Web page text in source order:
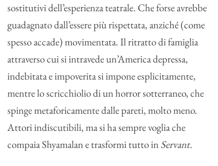
sostitutivi dell’esperienza teatrale. Che forse avrebbe
guadagnato dall’essere più rispettata, anziché (come
spesso accade) movimentata. Il ritratto di famiglia
attraverso cui si intravede un’America depressa,
indebitata e impoverita si impone esplicitamente,
mentre lo scricchiolio di un horror sotterraneo, che
spinge metaforicamente dalle pareti, molto meno.
Attori indiscutibili, ma si ha sempre voglia che
compaia Shyamalan e trasformi tutto inServant.